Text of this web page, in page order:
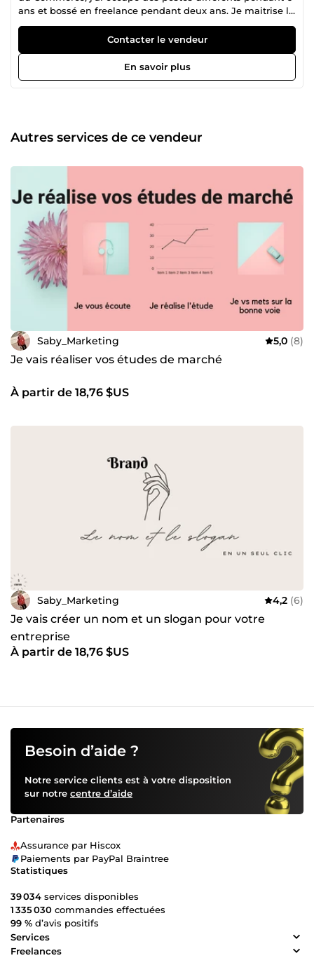
ans et bossé en freelance pendant deux ans. Je maitrise le
Français et l'arabe couramment.
Contacter le vendeur
En savoir plus
Autres services de ce vendeur
Saby_Marketing 5,0 (8)
Je vais réaliser vos études de marché
À partir de 18,76 $US
Saby_Marketing 4,2 (6)
Je vais créer un nom et un slogan pour votre
entreprise
À partir de 18,76 $US
Besoin d’aide ?
Notre service clients est à votre disposition
sur notre centre d’aide
Partenaires
Assurance par Hiscox
Paiements par PayPal Braintree
Statistiques
39 034 services disponibles
1 335 030 commandes effectuées
99 % d’avis positifs
Services
Freelances